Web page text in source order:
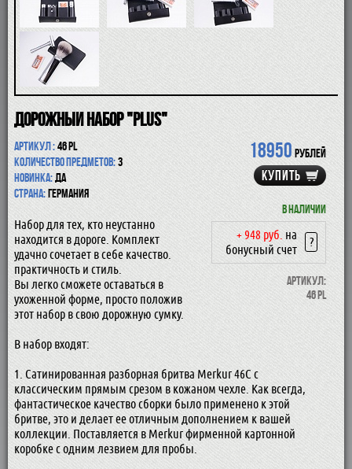
АКСЕССУАРЫ
МАНИКЮРНЫЕ ИНСТРУМЕНТЫ
СКИДКА
Дорожный набор "Plus"
18950рублей
КУПИТЬ
В наличии
+ 948 руб. на
бонусный счет
?
Артикул:
46 PL
Артикул :46 PL
Количество предметов:3
Новинка:да
Страна:Германия
Набор для тех, кто неустанно
находится в дороге. Комплект
удачно сочетает в себе качество.
практичность и стиль.
Вы легко сможете оставаться в
ухоженной форме, просто положив
этот набор в свою дорожную сумку.
В набор входят:
1. Сатинированная разборная бритва Merkur 46C с
классическим прямым срезом в кожаном чехле. Как всегда,
фантастическое качество сборки было применено к этой
бритве, это и делает ее отличным дополнением к вашей
коллекции. Поставляется в Merkur фирменной картонной
коробке с одним лезвием для пробы.